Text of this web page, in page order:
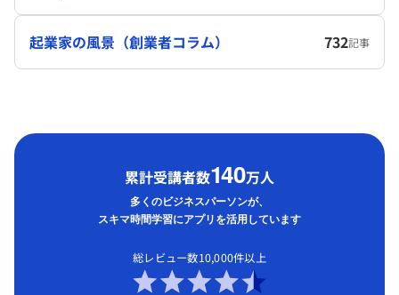
起業家の風景（創業者コラム） 732記事
累計受講者数140万人
多くのビジネスパーソンが、
スキマ時間学習にアプリを活用しています
総レビュー数10,000件以上